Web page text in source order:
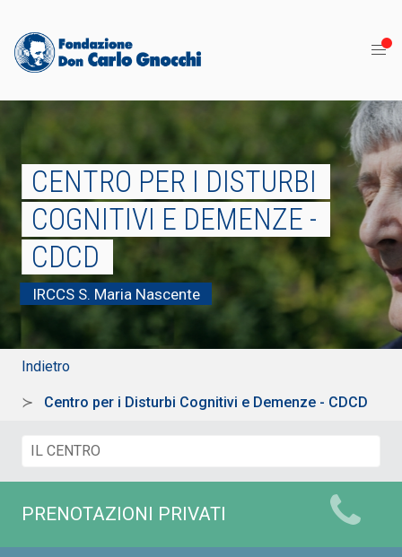
CENTRO PER I DISTURBI
COGNITIVI E DEMENZE -
CDCD
IRCCS S. Maria Nascente
Indietro
Centro per i Disturbi Cognitivi e Demenze - CDCD
PRENOTAZIONI PRIVATI